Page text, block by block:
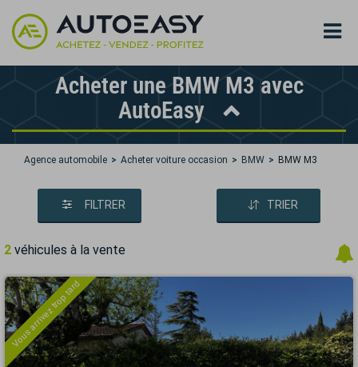
Acheter une BMW M3 avec
AutoEasy
Agence automobile Acheter voiture occasion BMW BMW M3
FILTRER TRIER
2 véhicules à la vente
Vous arrivez trop tard